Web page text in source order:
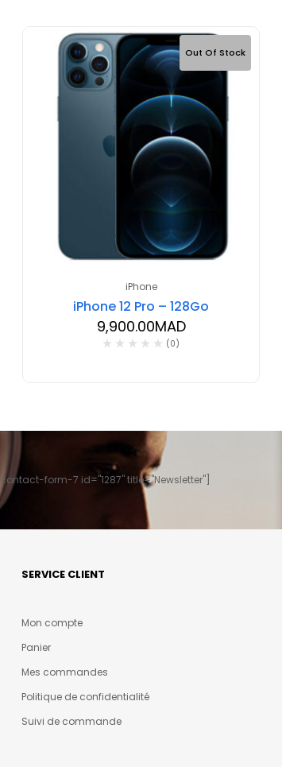
Out Of Stock
iPhone
iPhone 12 Pro – 128Go
9,900.00MAD
(0)
[contact-form-7 id="1287" title="Newsletter"]
SERVICE CLIENT
Mon compte
Panier
Mes commandes
Politique de confidentialité
Suivi de commande